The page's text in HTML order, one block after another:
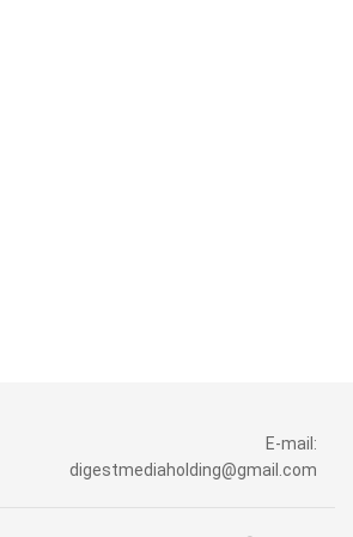
E-mail:
digestmediaholding@gmail.com